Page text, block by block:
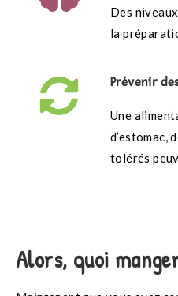
Des
la
Prévenir
Une
d’estomac,
tolérés
Alors, quoi